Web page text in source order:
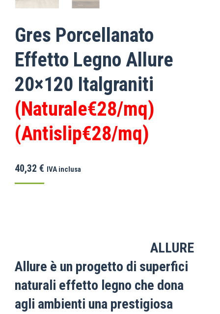
Gres Porcellanato
Effetto Legno Allure
20×120 Italgraniti
(Naturale€28/mq)
(Antislip€28/mq)
40,32 € IVA inclusa
ALLURE
Allure è un progetto di superfici
naturali effetto legno che dona
agli ambienti una prestigiosa